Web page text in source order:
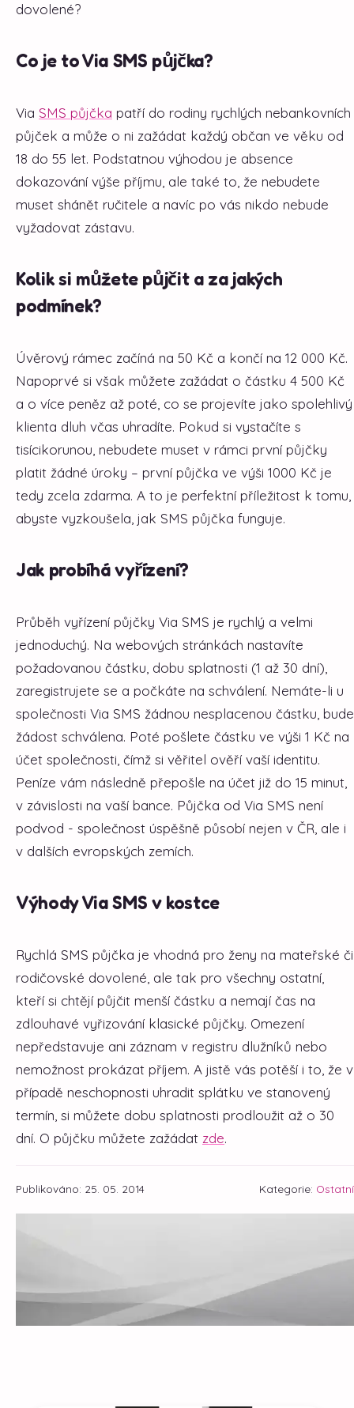
dovolené?
Co je to Via SMS půjčka?
Via SMS půjčka patří do rodiny rychlých nebankovních
půjček a může o ni zažádat každý občan ve věku od
18 do 55 let. Podstatnou výhodou je absence
dokazování výše příjmu, ale také to, že nebudete
muset shánět ručitele a navíc po vás nikdo nebude
vyžadovat zástavu.
Kolik si můžete půjčit a za jakých
podmínek?
Úvěrový rámec začíná na 50 Kč a končí na 12 000 Kč.
Napoprvé si však můžete zažádat o částku 4 500 Kč
a o více peněz až poté, co se projevíte jako spolehlivý
klienta dluh včas uhradíte. Pokud si vystačíte s
tisícikorunou, nebudete muset v rámci první půjčky
platit žádné úroky – první půjčka ve výši 1000 Kč je
tedy zcela zdarma. A to je perfektní příležitost k tomu,
abyste vyzkoušela, jak SMS půjčka funguje.
Jak probíhá vyřízení?
Průběh vyřízení půjčky Via SMS je rychlý a velmi
jednoduchý. Na webových stránkách nastavíte
požadovanou částku, dobu splatnosti (1 až 30 dní),
zaregistrujete se a počkáte na schválení. Nemáte-li u
společnosti Via SMS žádnou nesplacenou částku, bude
žádost schválena. Poté pošlete částku ve výši 1 Kč na
účet společnosti, čímž si věřitel ověří vaší identitu.
Peníze vám následně přepošle na účet již do 15 minut,
v závislosti na vaší bance. Půjčka od Via SMS není
podvod - společnost úspěšně působí nejen v ČR, ale i
v dalších evropských zemích.
Výhody Via SMS v kostce
Rychlá SMS půjčka je vhodná pro ženy na mateřské či
rodičovské dovolené, ale tak pro všechny ostatní,
kteří si chtějí půjčit menší částku a nemají čas na
zdlouhavé vyřizování klasické půjčky. Omezení
nepředstavuje ani záznam v registru dlužníků nebo
nemožnost prokázat příjem. A jistě vás potěší i to, že v
případě neschopnosti uhradit splátku ve stanovený
termín, si můžete dobu splatnosti prodloužit až o 30
dní. O půjčku můžete zažádat zde.
Publikováno: 25. 05. 2014 Kategorie: Ostatní